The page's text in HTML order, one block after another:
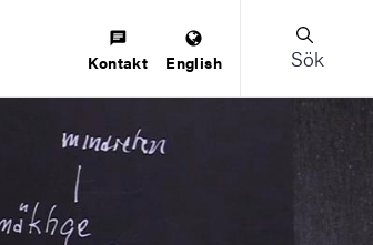
Kontakt English Sök